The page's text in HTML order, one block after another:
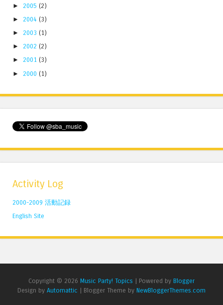
► 2005 (2)
► 2004 (3)
► 2003 (1)
► 2002 (2)
► 2001 (3)
► 2000 (1)
Activity Log
2000-2009 活動記録
English Site
Copyright © 2026 Music Party! Topics | Powered by Blogger
Design by Automattic | Blogger Theme by NewBloggerThemes.com